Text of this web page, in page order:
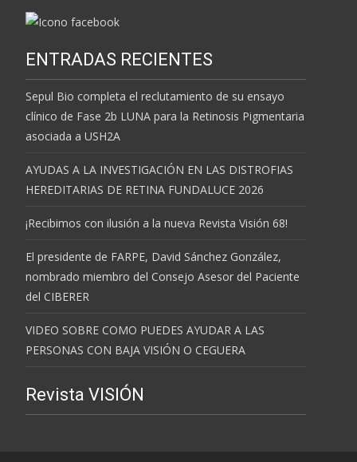
ENTRADAS RECIENTES
Sepul Bio completa el reclutamiento de su ensayo
clínico de Fase 2b LUNA para la Retinosis Pigmentaria
asociada a USH2A
AYUDAS A LA INVESTIGACIÓN EN LAS DISTROFIAS
HEREDITARIAS DE RETINA FUNDALUCE 2026
¡Recibimos con ilusión a la nueva Revista Visión 68!
El presidente de FARPE, David Sánchez González,
nombrado miembro del Consejo Asesor del Paciente
del CIBERER
VIDEO SOBRE COMO PUEDES AYUDAR A LAS
PERSONAS CON BAJA VISIÓN O CEGUERA
Revista VISIÓN